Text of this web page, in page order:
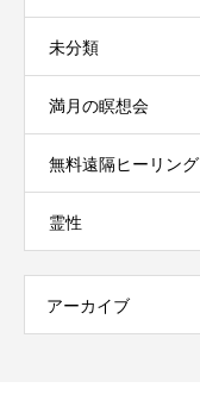
未分類
満月の瞑想会
無料遠隔ヒーリング
霊性
アーカイブ